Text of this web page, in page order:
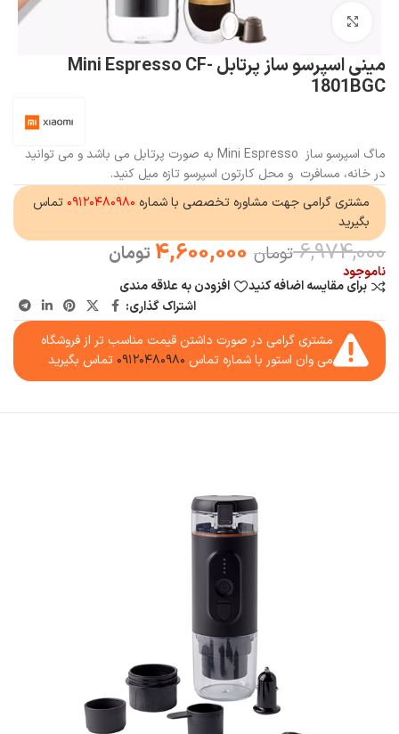
بزرگنمایی تصویر
مینی اسپرسو ساز پرتابل Mini Espresso CF-
1801BGC
ماگ اسپرسو ساز Mini Espresso به صورت پرتابل می باشد و می توانید
در خانه، مسافرت و محل کارتون اسپرسو تازه میل کنید.
مشتری گرامی جهت مشاوره تخصصی با شماره ۰۹۱۲۰۴۸۰۹۸۰ تماس
بگیرید
6,974,000 تومان 4,600,000 تومان
ناموجود
برای مقایسه اضافه کنید
افزودن به علاقه مندی
اشتراک گذاری:
مشتری گرامی در صورت داشتن قیمت مناسب تر از فروشگاه
می وان استور با شماره تماس ۰۹۱۲۰۴۸۰۹۸۰ تماس بگیرید